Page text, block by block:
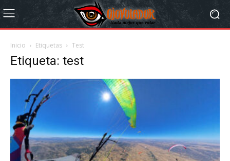
Inicio Etiquetas Test
Etiqueta: test